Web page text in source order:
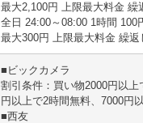
最大2,100円 上限最大料金 繰
全日 24:00～08:00 1時間 100
最大300円 上限最大料金 繰返
■ビックカメラ
割引条件：買い物2000円以上
円以上で2時間無料、7000円
■西友